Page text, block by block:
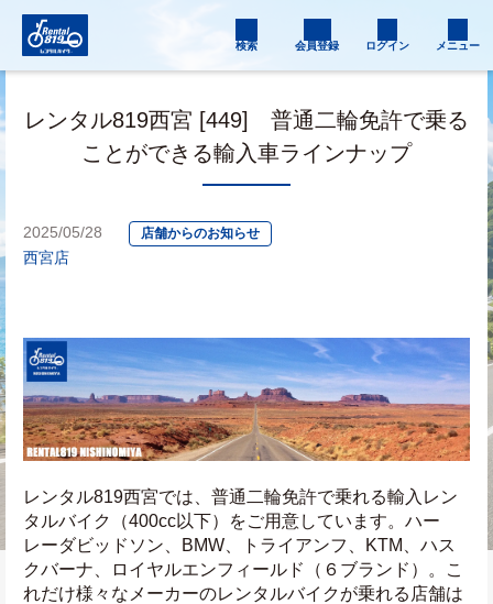
検索 会員登録 ログイン メニュー
レンタル819西宮 [449] 普通二輪免許で乗る
ことができる輸入車ラインナップ
2025/05/28 店舗からのお知らせ
西宮店
レンタル819西宮では、普通二輪免許で乗れる輸入レン
タルバイク（400cc以下）をご用意しています。ハー
レーダビッドソン、BMW、トライアンフ、KTM、ハス
クバーナ、ロイヤルエンフィールド（６ブランド）。こ
れだけ様々なメーカーのレンタルバイクが乗れる店舗は